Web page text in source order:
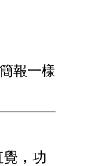
報一樣
，功